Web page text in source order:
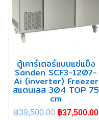
ตู้เคาร์เตอร์แบบแช่แข็ง
Sanden SCF3-1207-
Ai (inverter) Freezer
สแตนเลส 304 TOP 75
cm
฿39,500.00 ฿37,500.00